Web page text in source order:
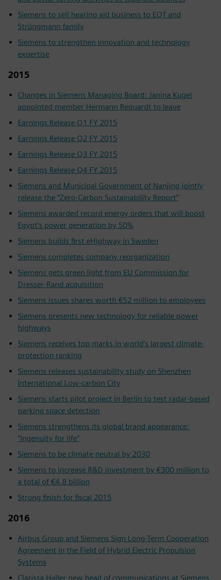
Siemens to sell hearing aid business to EQT and
Strüngmann family
Siemens to strengthen innovation and technology
expertise
2015
Changes in Siemens Managing Board: Janina Kugel
appointed member Hermann Requardt to leave
Earnings Release Q1 FY 2015
Earnings Release Q2 FY 2015
Earnings Release Q3 FY 2015
Earnings Release Q4 FY 2015
Siemens and Municipal Government of Nanjing jointly
release the “Zero-Carbon Sustainability Report”
Siemens awarded record energy orders that will boost
Egypt’s power generation by 50%
Siemens builds first eHighway in Sweden
Siemens completes company reorganization
Siemens gets green light from EU Commission for
Dresser-Rand acquisition
Siemens issues shares worth €52 million to employees
Siemens presents new technology for reliable power
highways
Siemens receives top marks in world’s largest climate-
protection ranking
Siemens releases sustainability study on Shenzhen
International Low-carbon City
Siemens starts pilot project in Berlin to test radar-based
parking space detection
Siemens strengthens its global brand appearance:
“Ingenuity for life”
Siemens to be climate neutral by 2030
Siemens to increase R&D investment by €300 million to
a total of €4.8 billion
Strong finish for fiscal 2015
2016
Airbus Group and Siemens Sign Long-Term Cooperation
Agreement in the Field of Hybrid Electric Propulsion
Systems
Clarissa Haller new head of communications at Siemens